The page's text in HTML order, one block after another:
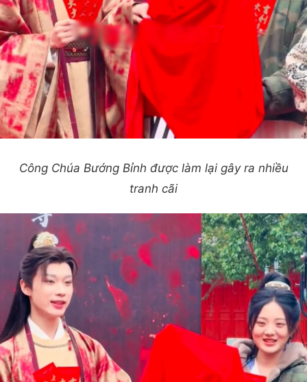
Công Chúa Bướng Bỉnh được làm lại gây ra nhiều
tranh cãi